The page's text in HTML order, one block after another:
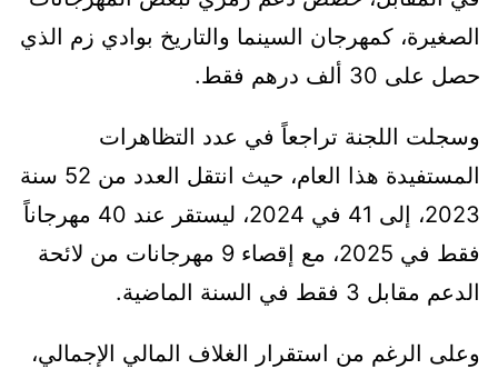
الصغيرة، كمهرجان السينما والتاريخ بوادي زم الذي
حصل على 30 ألف درهم فقط.
وسجلت اللجنة تراجعاً في عدد التظاهرات
المستفيدة هذا العام، حيث انتقل العدد من 52 سنة
2023، إلى 41 في 2024، ليستقر عند 40 مهرجاناً
فقط في 2025، مع إقصاء 9 مهرجانات من لائحة
الدعم مقابل 3 فقط في السنة الماضية.
وعلى الرغم من استقرار الغلاف المالي الإجمالي،